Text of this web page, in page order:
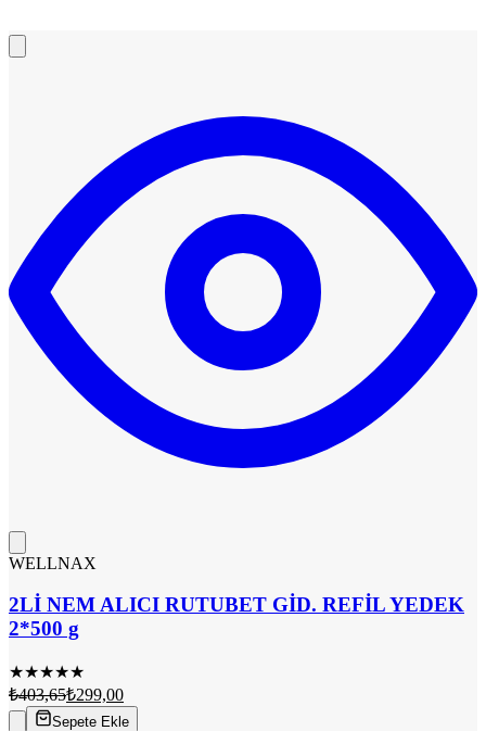
WELLNAX
2Lİ NEM ALICI RUTUBET GİD. REFİL YEDEK
2*500 g
★★★★★
₺403,65₺299,00
Sepete Ekle